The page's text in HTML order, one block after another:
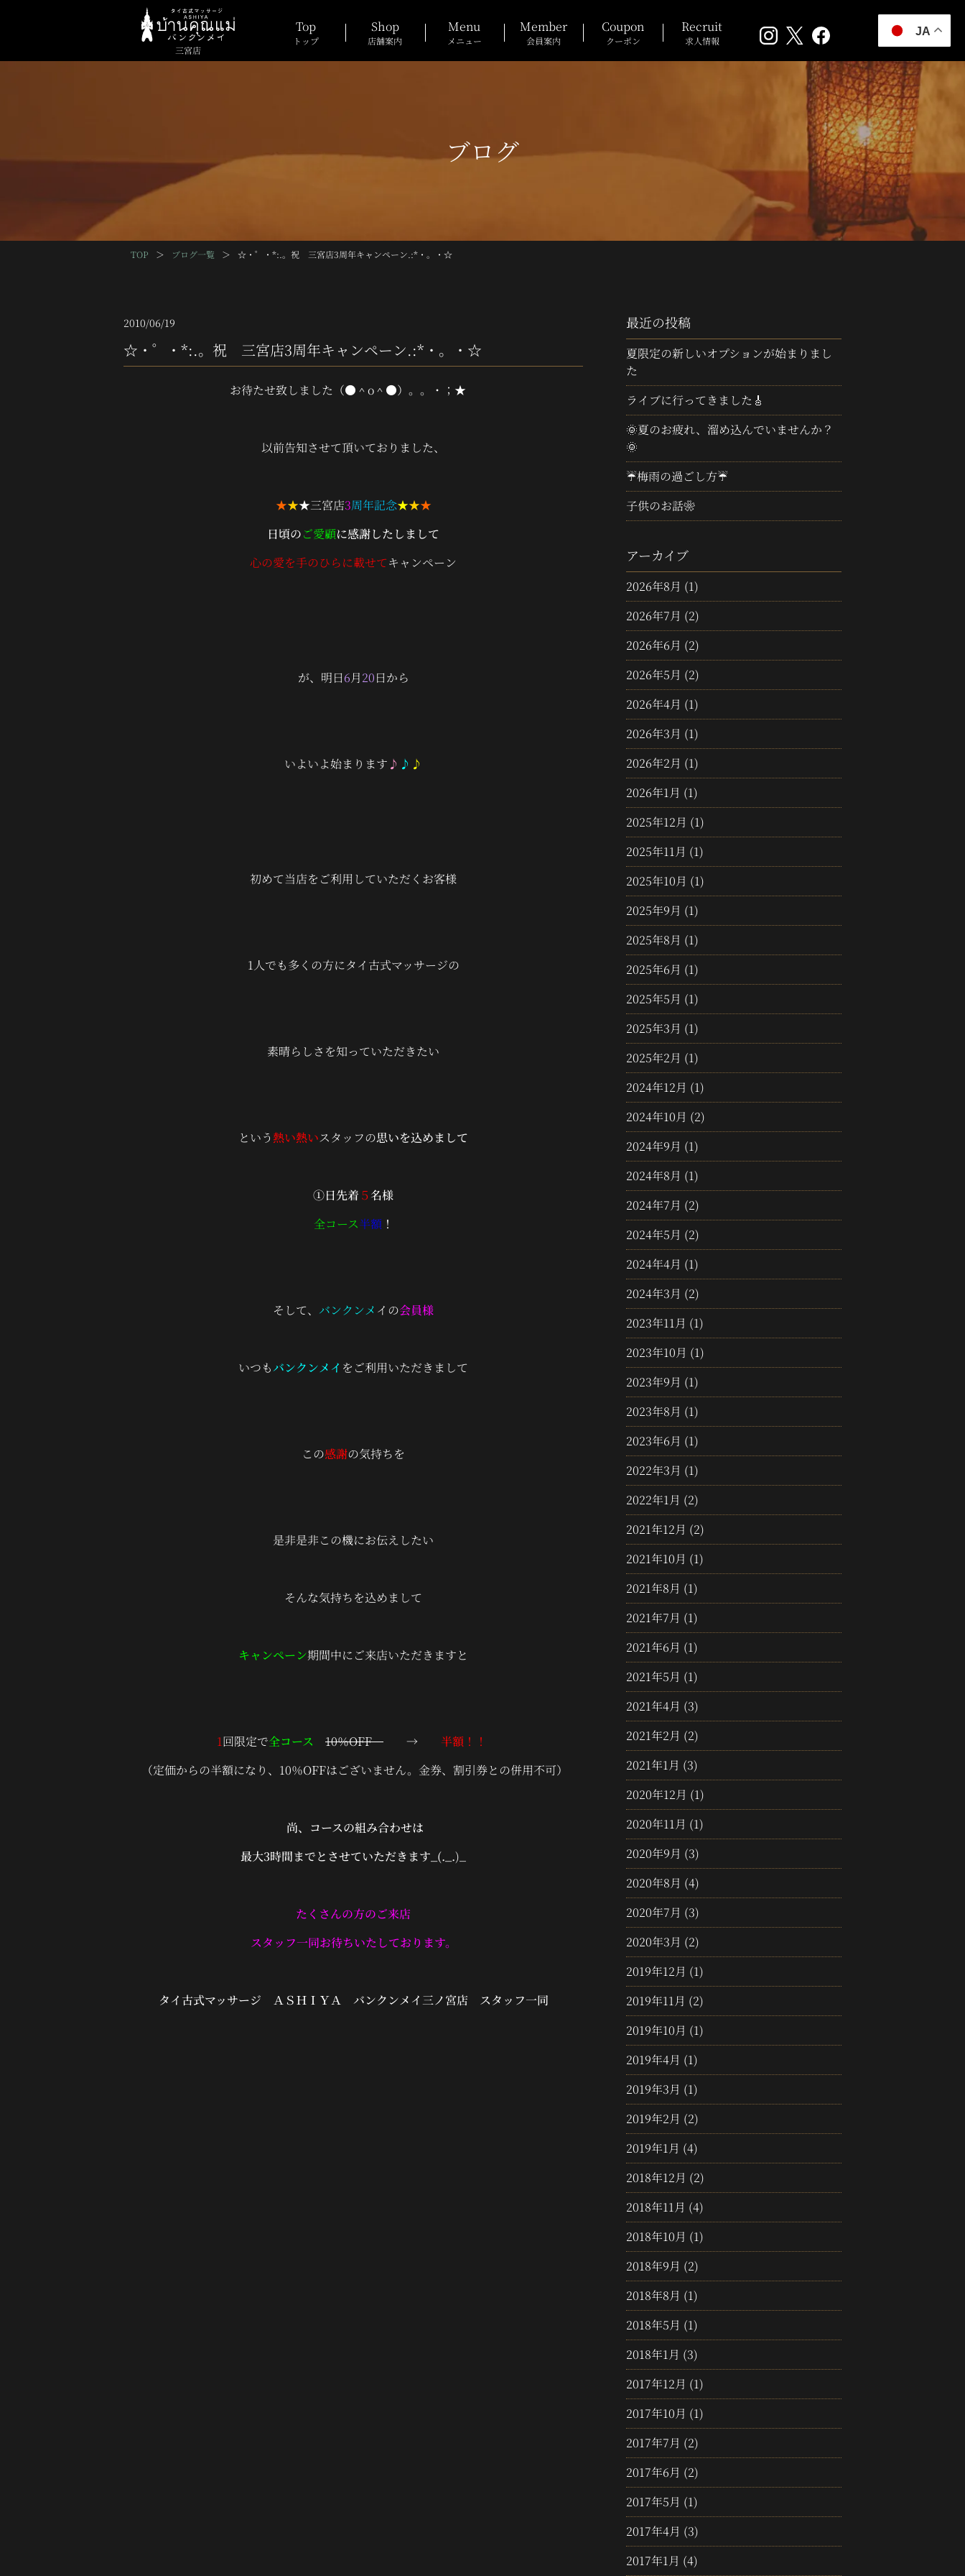
三宮店
Top
トップ
Shop
店舗案内
Menu
メニュー
Member
会員案内
Coupon
クーポン
Recruit
求人情報
ブログ
TOP ＞ ブログ一覧 ＞ ☆・゜・*:.。祝 三宮店3周年キャンペーン.:*・。・☆
2010/06/19
☆・゜・*:.。祝 三宮店3周年キャンペーン.:*・。・☆
お待たせ致しました（●＾o＾●）。。・；★
以前告知させて頂いておりました、
★★★三宮店3周年記念★★★
日頃のご愛顧に感謝したしまして
心の愛を手のひらに載せてキャンペーン
が、明日6月20日から
いよいよ始まります ♪ ♪ ♪
初めて当店をご利用していただくお客様
1人でも多くの方にタイ古式マッサージの
素晴らしさを知っていただきたい
という熱い熱いスタッフの思いを込めまして
①日先着 ５名様
全コース半額 ！
そして、 バンクンメ イの会員様
いつもバンクンメイ をご利用いただきまして
この感謝の気持ちを
是非是非この機にお伝えしたい
そんな気持ちを込めまして
キャンペーン期間中にご来店いただきますと
1回限定で全コース 10％OFF → 半額！！
（定価からの半額になり、10％OFFはございません。金券、割引券との併用不可）
尚、コースの組み合わせは
最大3時間までとさせていただきます_(._.)_
たくさんの方のご来店
スタッフ一同お待ちいたしております。
タイ古式マッサージ ＡＳＨＩＹＡ バンクンメイ三ノ宮店 スタッフ一同
最近の投稿
夏限定の新しいオプションが始まりまし
た
ライブに行ってきました🎸
🌞夏のお疲れ、溜め込んでいませんか？
🌞
☔梅雨の過ごし方☔
子供のお話❀
アーカイブ
2026年8月 (1)
2026年7月 (2)
2026年6月 (2)
2026年5月 (2)
2026年4月 (1)
2026年3月 (1)
2026年2月 (1)
2026年1月 (1)
2025年12月 (1)
2025年11月 (1)
2025年10月 (1)
2025年9月 (1)
2025年8月 (1)
2025年6月 (1)
2025年5月 (1)
2025年3月 (1)
2025年2月 (1)
2024年12月 (1)
2024年10月 (2)
2024年9月 (1)
2024年8月 (1)
2024年7月 (2)
2024年5月 (2)
2024年4月 (1)
2024年3月 (2)
2023年11月 (1)
2023年10月 (1)
2023年9月 (1)
2023年8月 (1)
2023年6月 (1)
2022年3月 (1)
2022年1月 (2)
2021年12月 (2)
2021年10月 (1)
2021年8月 (1)
2021年7月 (1)
2021年6月 (1)
2021年5月 (1)
2021年4月 (3)
2021年2月 (2)
2021年1月 (3)
2020年12月 (1)
2020年11月 (1)
2020年9月 (3)
2020年8月 (4)
2020年7月 (3)
2020年3月 (2)
2019年12月 (1)
2019年11月 (2)
2019年10月 (1)
2019年4月 (1)
2019年3月 (1)
2019年2月 (2)
2019年1月 (4)
2018年12月 (2)
2018年11月 (4)
2018年10月 (1)
2018年9月 (2)
2018年8月 (1)
2018年5月 (1)
2018年1月 (3)
2017年12月 (1)
2017年10月 (1)
2017年7月 (2)
2017年6月 (2)
2017年5月 (1)
2017年4月 (3)
2017年1月 (4)
JA